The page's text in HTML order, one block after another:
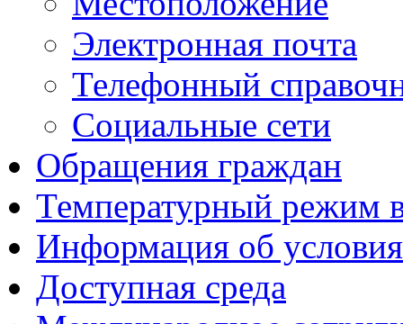
Электронная почта
Телефонный
Социальные сети
Обращения граждан
Температурный режим
Информация об
Доступная среда